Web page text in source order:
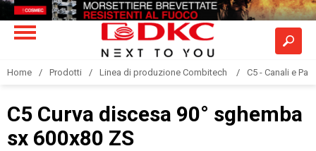
Home Prodotti Linea di produzione Combitech C5 - Canali e
C5 Curva discesa 90° sghemba
sx 600x80 ZS